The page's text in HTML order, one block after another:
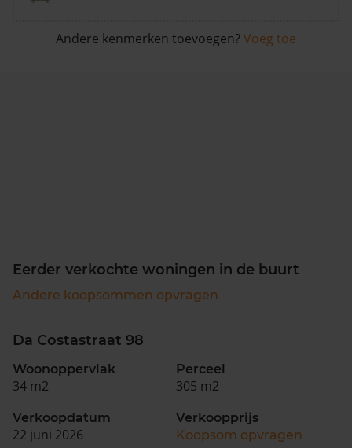
Andere kenmerken toevoegen? Voeg toe
Eerder verkochte woningen in de buurt
Andere koopsommen opvragen
Da Costastraat 98
Woonoppervlak
34 m2
Perceel
305 m2
Verkoopdatum
22 juni 2026
Verkoopprijs
Koopsom opvragen